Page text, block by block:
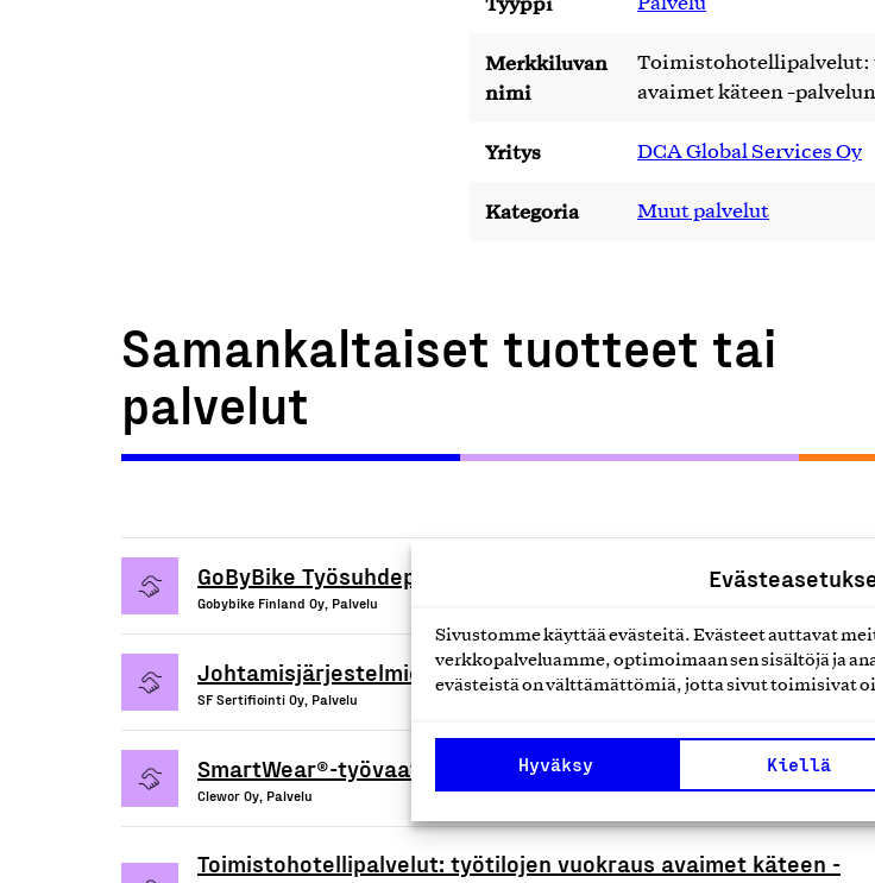
Sivustomme käyttää evästeitä. Evästeet auttavat
verkkopalveluamme, optimoimaan sen sisältöjä ja
evästeistä on välttämättömiä, jotta sivut toimisivat
Hyväksy Kiellä
Merkkiluvan
nimi
Toimistohotellipalvelut:
avaimet käteen -
Yritys DCA Global Services Oy
Kategoria Muut palvelut
Samankaltaiset tuotteet tai
palvelut
GoByBike Työsuhdepyörät
Gobybike Finland Oy, Palvelu
Johtamisjärjestelmien sertifiointipalvelut
SF Sertifiointi Oy, Palvelu
SmartWear®-työvaatepalvelu
Clewor Oy, Palvelu
Toimistohotellipalvelut: työtilojen vuokraus avaimet käteen -